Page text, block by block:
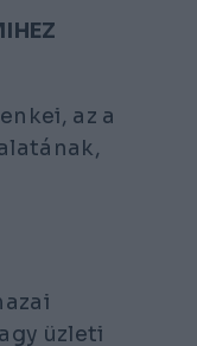
az a
üzleti